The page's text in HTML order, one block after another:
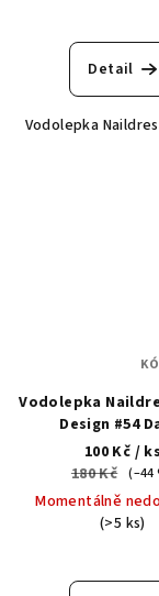
Detail
Vodolepka
Vodolepka
Design #54
100 Kč / ks
180 Kč (–44
Momentálně
(>5 ks)